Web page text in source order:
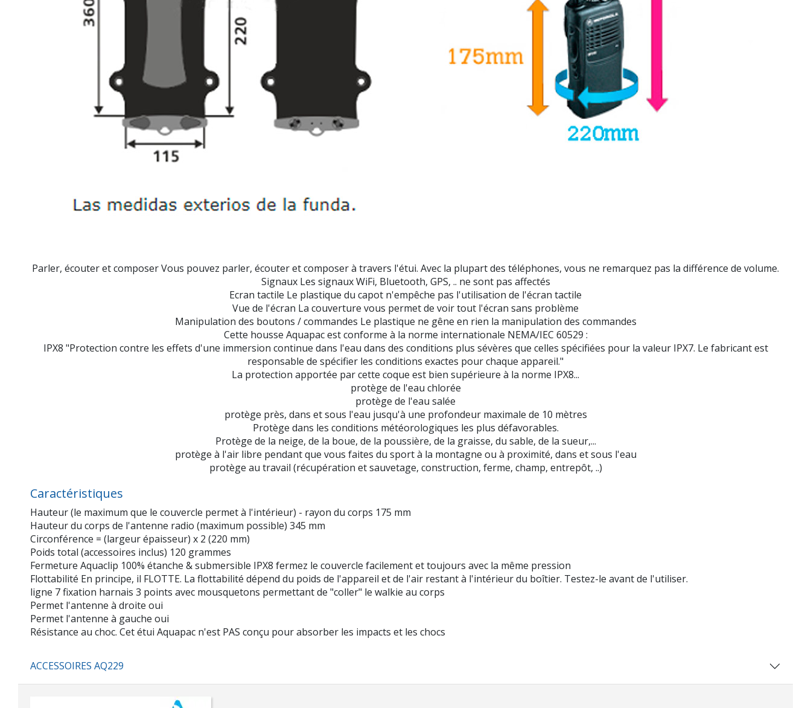
Parler, écouter et composer Vous pouvez parler, écouter et composer à travers l'étui. Avec la plupart des téléphones, vous ne remarquez pas la différence de volume.
Signaux Les signaux WiFi, Bluetooth, GPS, .. ne sont pas affectés
Ecran tactile Le plastique du capot n'empêche pas l'utilisation de l'écran tactile
Vue de l'écran La couverture vous permet de voir tout l'écran sans problème
Manipulation des boutons / commandes Le plastique ne gêne en rien la manipulation des commandes
Cette housse Aquapac est conforme à la norme internationale NEMA/IEC 60529 :
IPX8 "Protection contre les effets d'une immersion continue dans l'eau dans des conditions plus sévères que celles spécifiées pour la valeur IPX7. Le fabricant est
responsable de spécifier les conditions exactes pour chaque appareil."
La protection apportée par cette coque est bien supérieure à la norme IPX8...
protège de l'eau chlorée
protège de l'eau salée
protège près, dans et sous l'eau jusqu'à une profondeur maximale de 10 mètres
Protège dans les conditions météorologiques les plus défavorables.
Protège de la neige, de la boue, de la poussière, de la graisse, du sable, de la sueur,...
protège à l'air libre pendant que vous faites du sport à la montagne ou à proximité, dans et sous l'eau
protège au travail (récupération et sauvetage, construction, ferme, champ, entrepôt, ..)
Caractéristiques
Hauteur (le maximum que le couvercle permet à l'intérieur) - rayon du corps 175 mm
Hauteur du corps de l'antenne radio (maximum possible) 345 mm
Circonférence = (largeur épaisseur) x 2 (220 mm)
Poids total (accessoires inclus) 120 grammes
Fermeture Aquaclip 100% étanche & submersible IPX8 fermez le couvercle facilement et toujours avec la même pression
Flottabilité En principe, il FLOTTE. La flottabilité dépend du poids de l'appareil et de l'air restant à l'intérieur du boîtier. Testez-le avant de l'utiliser.
ligne 7 fixation harnais 3 points avec mousquetons permettant de "coller" le walkie au corps
Permet l'antenne à droite oui
Permet l'antenne à gauche oui
Résistance au choc. Cet étui Aquapac n'est PAS conçu pour absorber les impacts et les chocs
ACCESSOIRES AQ229